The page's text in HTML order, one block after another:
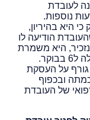
לעובדת
נוספות.
היא בהיריון,
הודיעה לו
היא משמרת
אשר לפחות שעתיים ממנה הן בין 22 בלילה ל6 בבוקר.
על העסקת
ובכפוף
של העובדת